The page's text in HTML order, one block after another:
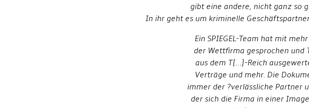
gibt eine andere, nicht ganz so
In ihr geht es um kriminelle
Ein SPIEGEL-Team hat mit
der Wettfirma gesprochen und
aus dem T[…]-Reich
Verträge und mehr. Die
immer der ?verlässliche Partner
der sich die Firma in einer